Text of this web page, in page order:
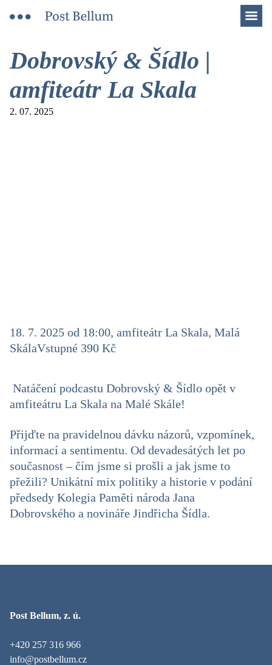
Dobrovský & Šídlo |
amfiteátr La Skala
2. 07. 2025
18. 7. 2025 od 18:00, amfiteátr La Skala, Malá
SkálaVstupné 390 Kč
Natáčení podcastu Dobrovský & Šídlo opět v
amfiteátru La Skala na Malé Skále!
Přijďte na pravidelnou dávku názorů, vzpomínek,
informací a sentimentu. Od devadesátých let po
současnost – čím jsme si prošli a jak jsme to
přežili? Unikátní mix politiky a historie v podání
předsedy Kolegia Paměti národa Jana
Dobrovského a novináře Jindřicha Šídla.
Post Bellum, z. ú.
+420 257 316 966
info@postbellum.cz